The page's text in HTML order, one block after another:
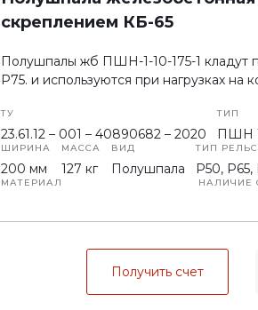
скреплением КБ-65
Полушпалы жб ПШН-1-10-175-1 кладут
Р75. и используются при нагрузках на
ТУ
23.61.12 – 001 – 40890682 – 2020
ТИП
ПШН
ШИРИНА
200 мм
МАССА
127 кг
ВИД
Полушпала
ТИП
P50, P65,
МАТЕРИАЛ НАЛИЧИЕ
Получить счет